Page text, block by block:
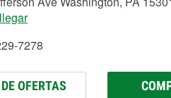
7278
OFERTAS